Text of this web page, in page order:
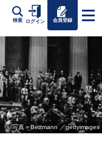
検索 ログイン 会員登録
写真＝Bettmann ／gettyimages